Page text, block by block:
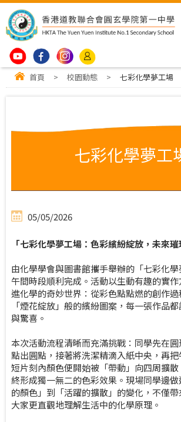
首頁 > 校園動態 > 七彩化學夢工場
七彩化學夢工
05/05/2026
「七彩化學夢工場：色彩繽紛綻放，未來璀
由化學學會與圖書館攜手舉辦的「七彩化
午間時段順利完成。活動以生動有趣的實
進化學的奇妙世界：從彩色點點燃的創作
「煙花綻放」般的繽紛圖案，每一張作品
與驚喜。
本次活動流程清晰而充滿挑戰：同學先在
點出圓點，接著將洗潔精滴入紙中央，再
短片刻內顏色便開始被「帶動」向四周擴
終形成獨一無二的色彩效果。現場同學邊
的顏色」到「活躍的擴散」的變化，不僅
大家更直觀地理解生活中的化學原理。